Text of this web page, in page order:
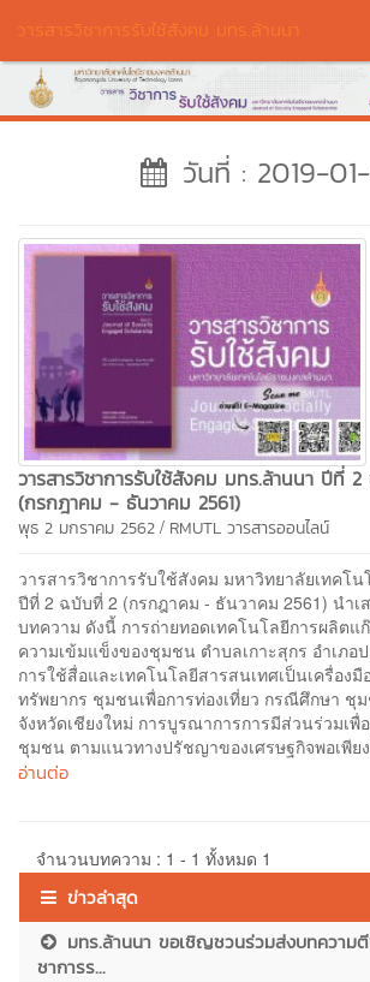
วารสารวิชาการรับใช้สังคม มทร.ล้านนา
วันที่ : 2019-
วารสารวิชาการรับใช้สังคม มทร.ล้านนา ปีที่
(กรกฎาคม - ธันวาคม 2561)
พุธ 2 มกราคม 2562 / RMUTL วารสารออนไลน์
วารสารวิชาการรับใช้สังคม มหาวิทยาลัยเทคโ
ปีที่ 2 ฉบับที่ 2 (กรกฎาคม - ธันวาคม 2561) นำเ
บทความ ดังนี้ การถ่ายทอดเทคโนโลยีการผลิตแ
ความเข้มแข็งของชุมชน ตำบลเกาะสุกร อำเภอ
การใช้สื่อและเทคโนโลยีสารสนเทศเป็นเครื่อง
ทรัพยากร ชุมชนเพื่อการท่องเที่ยว กรณีศึกษา ชุ
จังหวัดเชียงใหม่ การบูรณาการการมีส่วนร่วม
ชุมชน ตามแนวทางปรัชญาของเศรษฐกิจพอเพีย
อ่านต่อ
จำนวนบทความ : 1 - 1 ทั้งหมด 1
ข่าวล่าสุด
มทร.ล้านนา ขอเชิญชวนร่วมส่งบทความ
ชาการร...